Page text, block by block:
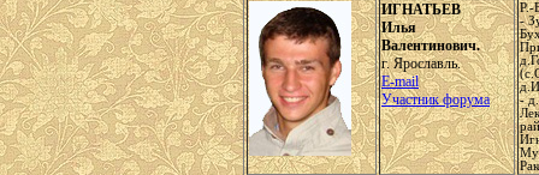
ИГНАТЬЕВ
Илья
Валентинович.
г. Ярославль.
E-mail
Участник форума
Р.-
-
-